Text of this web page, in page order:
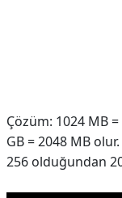
Çözüm: 1024 MB
GB = 2048 MB
256 olduğundan